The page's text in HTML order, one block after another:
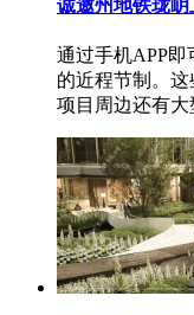
诚邀州地铁珑
通过手机APP
的近程节制。这
项目周边还有